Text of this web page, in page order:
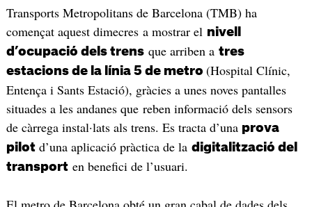
Transports Metropolitans de Barcelona (TMB) ha
començat aquest dimecres a mostrar el nivell
d’ocupació dels trensque arriben a tres
estacions de la línia 5 de metro (Hospital Clínic,
Entença i Sants Estació), gràcies a unes noves pantalles
situades a les andanes que reben informació dels sensors
de càrrega instal·lats als trens. Es tracta d’una prova
pilotd’una aplicació pràctica de la digitalització del
transporten benefici de l’usuari.